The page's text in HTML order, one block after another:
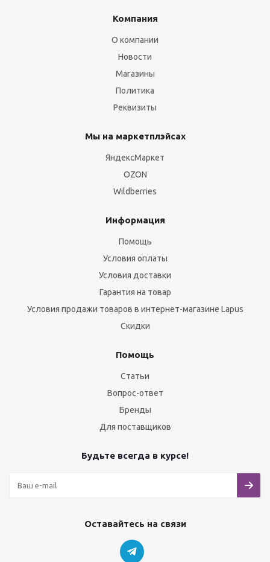
Компания
О компании
Новости
Магазины
Политика
Реквизиты
Мы на маркетплэйсах
ЯндексМаркет
OZON
Wildberries
Информация
Помощь
Условия оплаты
Условия доставки
Гарантия на товар
Условия продажи товаров в интернет-магазине Lapus
Скидки
Помощь
Статьи
Вопрос-ответ
Бренды
Для поставщиков
Будьте всегда в курсе!
Оставайтесь на связи